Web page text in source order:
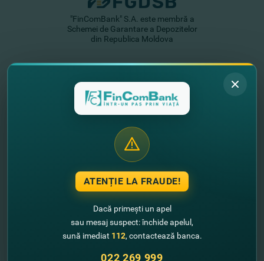
"FinComBank" S.A. este membră a
Schemei de Garantare a Depozitelor
din Republica Moldova
ATENȚIE LA FRAUDE!
Dacă primești un apel
sau mesaj suspect: închide apelul,
sună imediat 112, contactează banca.
022 269 999